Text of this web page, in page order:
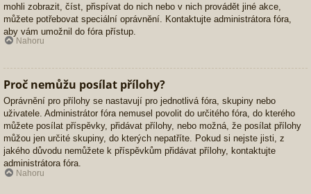
mohli zobrazit, číst, přispívat do nich nebo v nich provádět jiné akce,
můžete potřebovat speciální oprávnění. Kontaktujte administrátora fóra,
aby vám umožnil do fóra přístup.
Nahoru
Proč nemůžu posílat přílohy?
Oprávnění pro přílohy se nastavují pro jednotlivá fóra, skupiny nebo
uživatele. Administrátor fóra nemusel povolit do určitého fóra, do kterého
můžete posílat příspěvky, přidávat přílohy, nebo možná, že posílat přílohy
můžou jen určité skupiny, do kterých nepatříte. Pokud si nejste jisti, z
jakého důvodu nemůžete k příspěvkům přidávat přílohy, kontaktujte
administrátora fóra.
Nahoru